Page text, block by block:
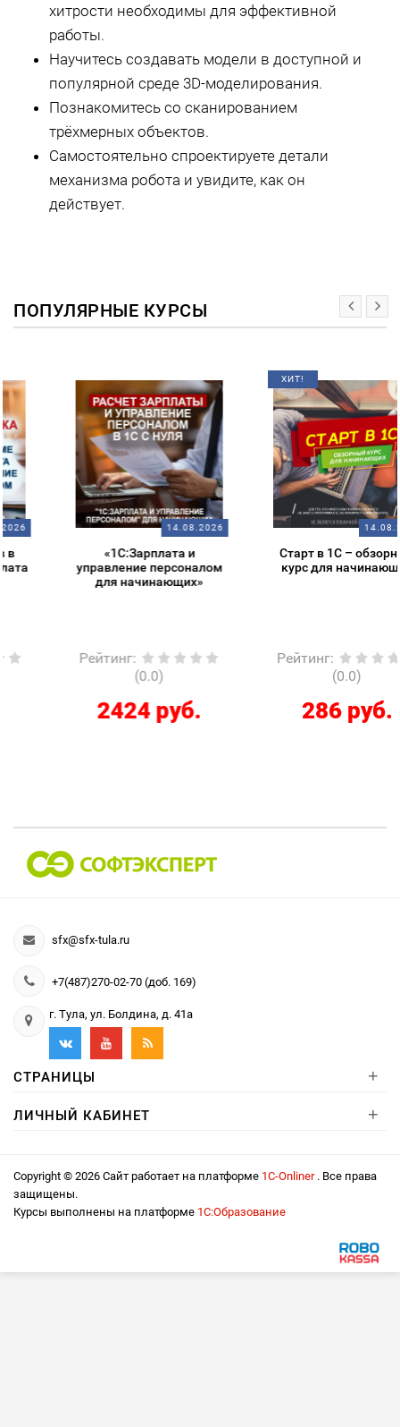
хитрости необходимы для эффективной
работы.
Научитесь создавать модели в доступной и
популярной среде 3D-моделирования.
Познакомитесь со сканированием
трёхмерных объектов.
Самостоятельно спроектируете детали
механизма робота и увидите, как он
действует.
ПОПУЛЯРНЫЕ КУРСЫ
14.08.2026
«1С:Зарплата и
управление персоналом
для начинающих»
Рейтинг:
2424 руб.
14.08.2026
Старт в 1С – обзорный
курс для начинающих
Рейтинг:
286 руб.
sfx@sfx-tula.ru
+7(487)270-02-70 (доб. 169)
г. Тула, ул. Болдина, д. 41а
СТРАНИЦЫ +
ЛИЧНЫЙ КАБИНЕТ +
Copyright © 2026 Сайт работает на платформе 1С-Onliner . Все права
защищены.
Курсы выполнены на платформе 1С:Образование